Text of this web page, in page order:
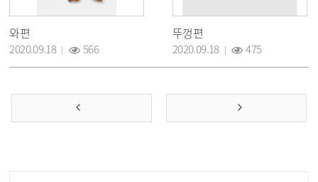
와편
2020.09.18 566
뚜껑편
2020.09.18 475